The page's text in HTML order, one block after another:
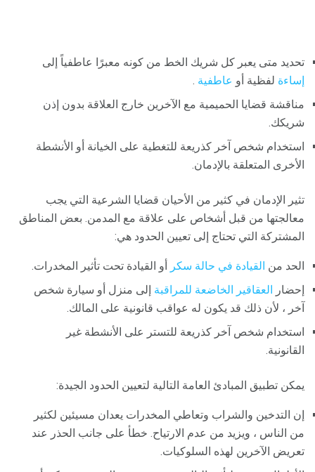
تحديد متى يعبر كل شريك الخط من كونه معبرًا عاطفياً إلى
إساءة لفظية أو عاطفية .
مناقشة قضايا الحميمية مع الآخرين خارج العلاقة بدون إذن
شريكك.
استخدام شخص آخر كذريعة للتغطية على الخيانة أو الأنشطة
الأخرى المتعلقة بالإدمان.
تثير الإدمان في كثير من الأحيان قضايا الشرعية التي يجب
معالجتها من قبل أشخاص على علاقة مع المدمن. بعض المناطق
المشتركة التي تحتاج إلى تعيين الحدود هي:
الحد من القيادة في حالة سكر أو القيادة تحت تأثير المخدرات.
إحضار العقاقير الخاضعة للمراقبة إلى منزل أو سيارة شخص
آخر ، لأن ذلك قد يكون له عواقب قانونية على المالك.
استخدام شخص آخر كذريعة للتستر على الأنشطة غير
القانونية.
يمكن تطبيق المبادئ العامة التالية لتعيين الحدود الجيدة:
إن التدخين والشراب وتعاطي المخدرات يعدان مسيئين لكثير
من الناس ، ويزيد من عدم الارتياح. خطأ على جانب الحذر عند
تعريض الآخرين لهذه السلوكيات.